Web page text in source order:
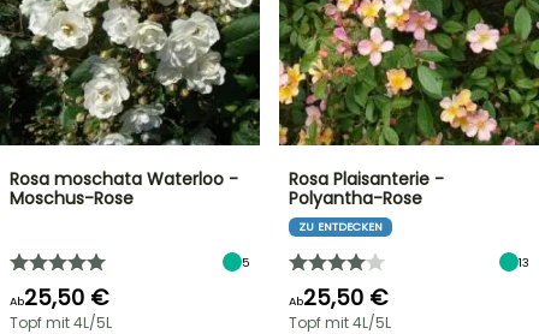
Rosa moschata Waterloo -
Moschus-Rose
5
Ab25,50 €
Topf mit 4L/5L
Rosa Plaisanterie -
Polyantha-Rose
ZU ENTDECKEN
13
Ab25,50 €
Topf mit 4L/5L